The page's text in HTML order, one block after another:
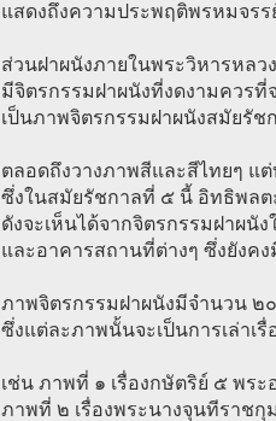
แสดงถึงความประพฤติพรหมจร
ส่วนฝาผนังภายในพระวิหารหลวง
มีจิตรกรรมฝาผนังที่งดงามควรที่
เป็นภาพจิตรกรรมฝาผนังสมัยรั
ตลอดถึงวางภาพสีและสีไทยๆ แ
ซึ่งในสมัยรัชกาลที่ ๕ นี้ อิทธิพลต
ดังจะเห็นได้จากจิตรกรรมฝาผนั
และอาคารสถานที่ต่างๆ ซึ่งยังค
ภาพจิตรกรรมฝาผนังมีจำนวน ๒
ซึ่งแต่ละภาพนั้นจะเป็นการเล่าเรื่
เช่น ภาพที่ ๑ เรื่องกษัตริย์ ๕ พระ
ภาพที่ ๒ เรื่องพระนางจุนทีราชกุ